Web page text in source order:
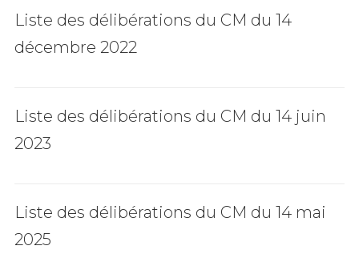
Liste des délibérations du CM du 14
décembre 2022
Liste des délibérations du CM du 14 juin
2023
Liste des délibérations du CM du 14 mai
2025